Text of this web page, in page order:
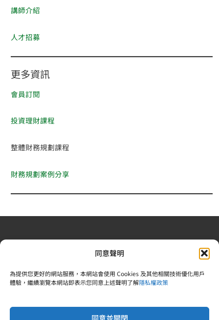
同意聲明
為提供您更好的網站服務，本網站會使用 Cookies 及其他相關技術優化用戶
體驗，繼續瀏覽本網站即表示您同意上述聲明了解隱私權政策
同意並關閉
講師介紹
人才招募
更多資訊
會員訂閱
投資理財課程
整體財務規劃課程
財務規劃案例分享
份有限公司 |合法食品業登錄字號：V-183242378-00000-
6 | 統一編號：83242378 |電話：02-25092809